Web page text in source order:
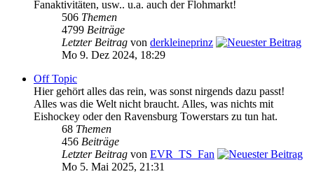
Fanaktivitäten, usw.. u.a. auch der Flohmarkt!
506 Themen
4799 Beiträge
Letzter Beitrag von derkleineprinz
Mo 9. Dez 2024, 18:29
Off Topic
Hier gehört alles das rein, was sonst nirgends dazu passt!
Alles was die Welt nicht braucht. Alles, was nichts mit
Eishockey oder den Ravensburg Towerstars zu tun hat.
68 Themen
456 Beiträge
Letzter Beitrag von EVR_TS_Fan
Mo 5. Mai 2025, 21:31